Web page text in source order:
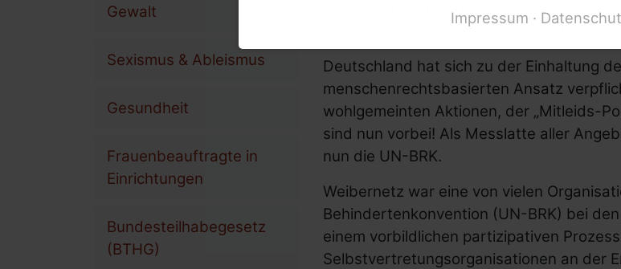
In Deutschland ist die Konvention am
Jahre zuvor bei den Vereinten Nationen in
Deutschland hat sich zu der Einhaltung
menschenrechtsbasierten Ansatz
wohlgemeinten Aktionen, der „Mitleids-
sind nun vorbei! Als Messlatte aller
nun die UN-BRK.
Weibernetz war eine von vielen
Behindertenkonvention (UN-BRK) bei
einem vorbildlichen partizipativen
Selbstvertretungsorganisationen an der
Gewalt
Sexismus & Ableismus
Gesundheit
Frauenbeauftragte in
Einrichtungen
Bundesteilhabegesetz
(BTHG)
Impressum